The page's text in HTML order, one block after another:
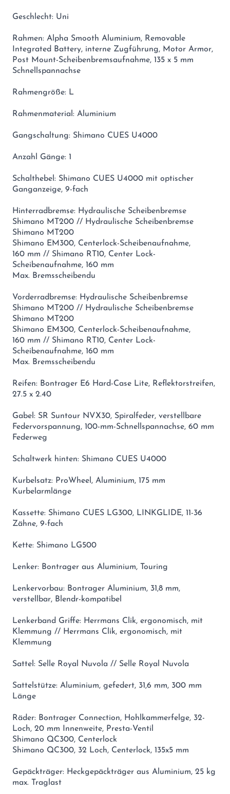
Geschlecht: Uni
Rahmen: Alpha Smooth Aluminium, Removable
Integrated Battery, interne Zugführung, Motor Armor,
Post Mount-Scheibenbremsaufnahme, 135 x 5 mm
Schnellspannachse
Rahmengröße: L
Rahmenmaterial: Aluminium
Gangschaltung: Shimano CUES U4000
Anzahl Gänge: 1
Schalthebel: Shimano CUES U4000 mit optischer
Ganganzeige, 9-fach
Hinterradbremse: Hydraulische Scheibenbremse
Shimano MT200 // Hydraulische Scheibenbremse
Shimano MT200
Shimano EM300, Centerlock-Scheibenaufnahme,
160 mm // Shimano RT10, Center Lock-
Scheibenaufnahme, 160 mm
Max. Bremsscheibendu
Vorderradbremse: Hydraulische Scheibenbremse
Shimano MT200 // Hydraulische Scheibenbremse
Shimano MT200
Shimano EM300, Centerlock-Scheibenaufnahme,
160 mm // Shimano RT10, Center Lock-
Scheibenaufnahme, 160 mm
Max. Bremsscheibendu
Reifen: Bontrager E6 Hard-Case Lite, Reflektorstreifen,
27.5 x 2.40
Gabel: SR Suntour NVX30, Spiralfeder, verstellbare
Federvorspannung, 100-mm-Schnellspannachse, 60 mm
Federweg
Schaltwerk hinten: Shimano CUES U4000
Kurbelsatz: ProWheel, Aluminium, 175 mm
Kurbelarmlänge
Kassette: Shimano CUES LG300, LINKGLIDE, 11-36
Zähne, 9-fach
Kette: Shimano LG500
Lenker: Bontrager aus Aluminium, Touring
Lenkervorbau: Bontrager Aluminium, 31,8 mm,
verstellbar, Blendr-kompatibel
Lenkerband Griffe: Herrmans Clik, ergonomisch, mit
Klemmung // Herrmans Clik, ergonomisch, mit
Klemmung
Sattel: Selle Royal Nuvola // Selle Royal Nuvola
Sattelstütze: Aluminium, gefedert, 31,6 mm, 300 mm
Länge
Räder: Bontrager Connection, Hohlkammerfelge, 32-
Loch, 20 mm Innenweite, Presta-Ventil
Shimano QC300, Centerlock
Shimano QC300, 32 Loch, Centerlock, 135x5 mm
Gepäckträger: Heckgepäckträger aus Aluminium, 25 kg
max. Traglast